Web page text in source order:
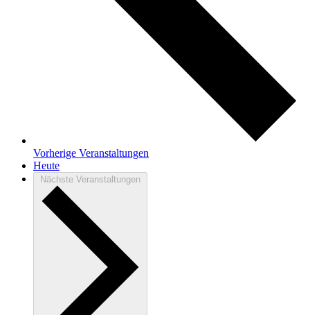
Vorherige Veranstaltungen
Heute
Nächste Veranstaltungen